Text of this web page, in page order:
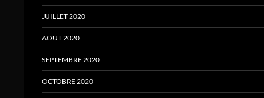
JUILLET 2020
AOÛT 2020
SEPTEMBRE 2020
OCTOBRE 2020